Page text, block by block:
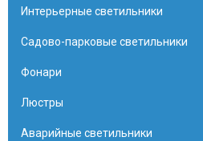
Интерьерные светильники
Садово-парковые светильники
Фонари
Люстры
Аварийные светильники